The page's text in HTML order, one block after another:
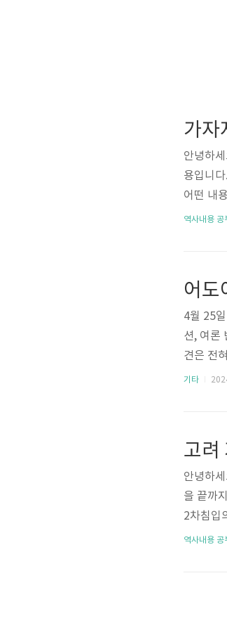
안녕하
용입니
어떤 내
는 이스
지만 이
역사내용 공
4월 25
션, 여론
견은 전
판패션
혐의로
기타
안녕하
을 끝까
2차침입
만 고려
으로 생
있지 않
역사내용 공